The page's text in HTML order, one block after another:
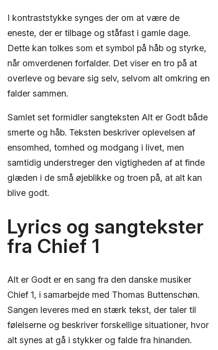
I kontraststykke synges der om at være de
eneste, der er tilbage og ståfast i gamle dage.
Dette kan tolkes som et symbol på håb og styrke,
når omverdenen forfalder. Det viser en tro på at
overleve og bevare sig selv, selvom alt omkring en
falder sammen.
Samlet set formidler sangteksten Alt er Godt både
smerte og håb. Teksten beskriver oplevelsen af
ensomhed, tomhed og modgang i livet, men
samtidig understreger den vigtigheden af at finde
glæden i de små øjeblikke og troen på, at alt kan
blive godt.
Lyrics og sangtekster
fra Chief 1
Alt er Godt er en sang fra den danske musiker
Chief 1, i samarbejde med Thomas Buttenschøn.
Sangen leveres med en stærk tekst, der taler til
følelserne og beskriver forskellige situationer, hvor
alt synes at gå i stykker og falde fra hinanden.